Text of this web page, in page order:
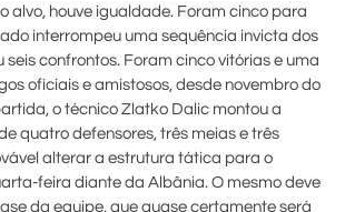
alvo, houve igualdade. Foram cinco para
interrompeu uma sequência invicta dos
confrontos. Foram cinco vitórias e uma
oficiais e amistosos, desde novembro do
o técnico Zlatko Dalic montou a
quatro defensores, três meias e três
alterar a estrutura tática para o
feira diante da Albânia. O mesmo deve
da equipe, que quase certamente será